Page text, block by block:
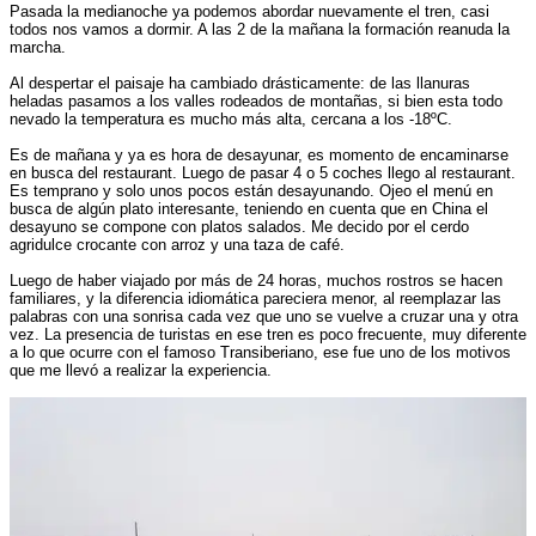
Pasada la medianoche ya podemos abordar nuevamente el tren, casi
todos nos vamos a dormir. A las 2 de la mañana la formación reanuda la
marcha.
Al despertar el paisaje ha cambiado drásticamente: de las llanuras
heladas pasamos a los valles rodeados de montañas, si bien esta todo
nevado la temperatura es mucho más alta, cercana a los -18ºC.
Es de mañana y ya es hora de desayunar, es momento de encaminarse
en busca del restaurant. Luego de pasar 4 o 5 coches llego al restaurant.
Es temprano y solo unos pocos están desayunando. Ojeo el menú en
busca de algún plato interesante, teniendo en cuenta que en China el
desayuno se compone con platos salados. Me decido por el cerdo
agridulce crocante con arroz y una taza de café.
Luego de haber viajado por más de 24 horas, muchos rostros se hacen
familiares, y la diferencia idiomática pareciera menor, al reemplazar las
palabras con una sonrisa cada vez que uno se vuelve a cruzar una y otra
vez. La presencia de turistas en ese tren es poco frecuente, muy diferente
a lo que ocurre con el famoso Transiberiano, ese fue uno de los motivos
que me llevó a realizar la experiencia.